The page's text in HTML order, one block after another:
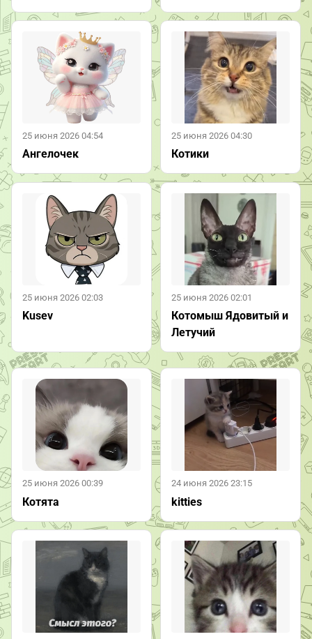
25 июня 2026 04:54
Ангелочек
25 июня 2026 04:30
Котики
25 июня 2026 02:03
Kusev
25 июня 2026 02:01
Котомыш Ядовитый и
Летучий
25 июня 2026 00:39
Котята
24 июня 2026 23:15
kitties